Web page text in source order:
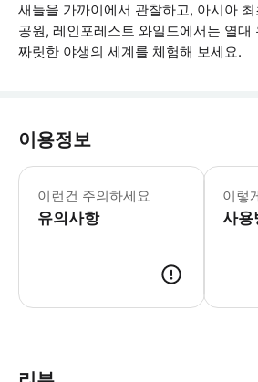
새들을 가까이에서 관찰하고, 아시아
공원, 레인포레스트 와일드에서는 열대
짜릿한 야생의 세계를 체험해 보세요.
이용정보
이런건 주의하세요
유의사항
어린이
이렇
사용